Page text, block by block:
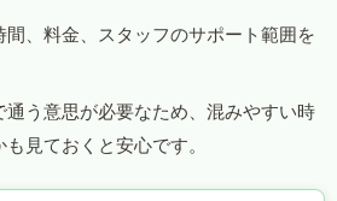
、料金、スタッフのサポート範囲を
通う意思が必要なため、混みやすい時
見ておくと安心です。